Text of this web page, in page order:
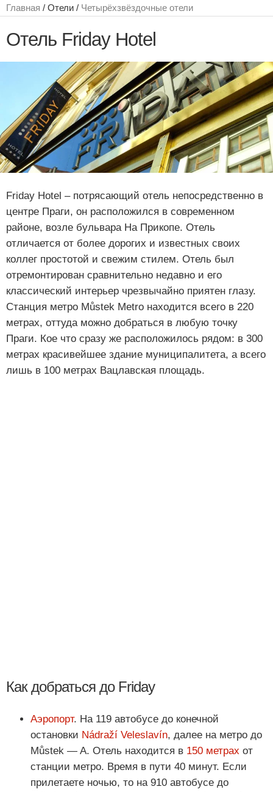
Главная / Отели / Четырёхзвёздочные отели
Отель Friday Hotel
Friday Hotel – потрясающий отель непосредственно в
центре Праги, он расположился в современном
районе, возле бульвара На Прикопе. Отель
отличается от более дорогих и известных своих
коллег простотой и свежим стилем. Отель был
отремонтирован сравнительно недавно и его
классический интерьер чрезвычайно приятен глазу.
Станция метро Můstek Metro находится всего в 220
метрах, оттуда можно добраться в любую точку
Праги. Кое что сразу же расположилось рядом: в 300
метрах красивейшее здание муниципалитета, а всего
лишь в 100 метрах Вацлавская площадь.
Как добраться до Friday
Аэропорт. На 119 автобусе до конечной
остановки Nádraží Veleslavín, далее на метро до
Můstek — A. Отель находится в 150 метрах от
станции метро. Время в пути 40 минут. Если
прилетаете ночью, то на 910 автобусе до